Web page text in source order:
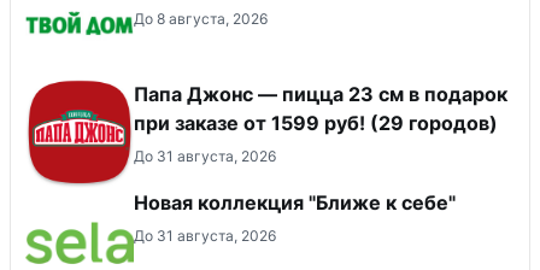
До 8 августа, 2026
Папа Джонс — пицца 23 см в подарок
при заказе от 1599 руб! (29 городов)
До 31 августа, 2026
Новая коллекция "Ближе к себе"
До 31 августа, 2026